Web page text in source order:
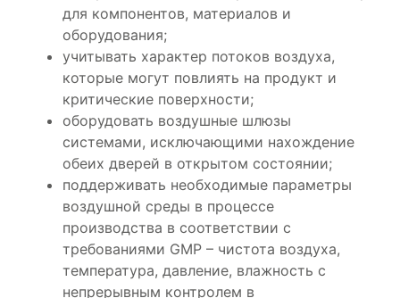
для компонентов, материалов и
оборудования;
учитывать характер потоков воздуха,
которые могут повлиять на продукт и
критические поверхности;
оборудовать воздушные шлюзы
системами, исключающими нахождение
обеих дверей в открытом состоянии;
поддерживать необходимые параметры
воздушной среды в процессе
производства в соответствии с
требованиями GMP – чистота воздуха,
температура, давление, влажность с
непрерывным контролем в